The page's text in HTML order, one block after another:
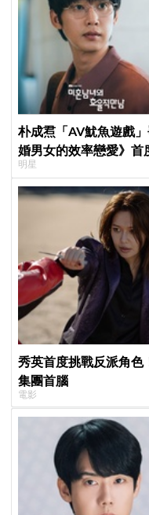
朴成焄「AV魷魚遊戲
婚男女的效率戀愛》
明星
秀英首度挑戰反派角
集團首腦
電影